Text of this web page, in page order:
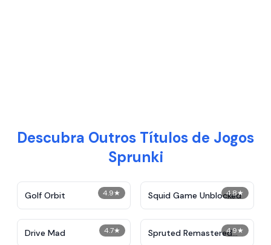
Descubra Outros Títulos de Jogos
Sprunki
4.9★
Golf Orbit 4.8★
Squid Game Unblocked
4.7★
Drive Mad 4.9★
Spruted Remastered